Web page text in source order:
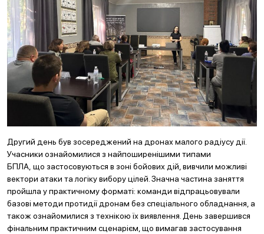
Другий день був зосереджений на дронах малого радіусу дії.
Учасники ознайомилися з найпоширенішими типами
БПЛА, що застосовуються в зоні бойових дій, вивчили можливі
вектори атаки та логіку вибору цілей. Значна частина заняття
пройшла у практичному форматі: команди відпрацьовували
базові методи протидії дронам без спеціального обладнання, а
також ознайомилися з технікою їх виявлення. День завершився
фінальним практичним сценарієм, що вимагав застосування